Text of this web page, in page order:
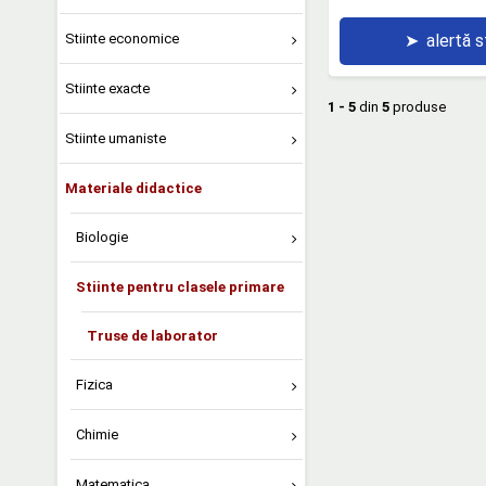
Stiinte economice
Stiinte exacte
Stiinte umaniste
Materiale didactice
Biologie
Stiinte pentru clasele primare
Truse de laborator
Fizica
Chimie
➤ alertă
1 - 5 din 5 produse